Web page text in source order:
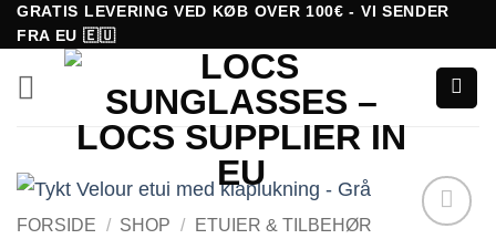
Fortsæt
til
indhold
GRATIS LEVERING VED KØB OVER 100€ - VI SENDER
FRA EU 🇪🇺
FORSIDE / SHOP / ETUIER & TILBEHØR